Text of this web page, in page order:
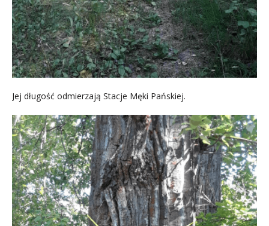
Jej długość odmierzają Stacje Męki Pańskiej.